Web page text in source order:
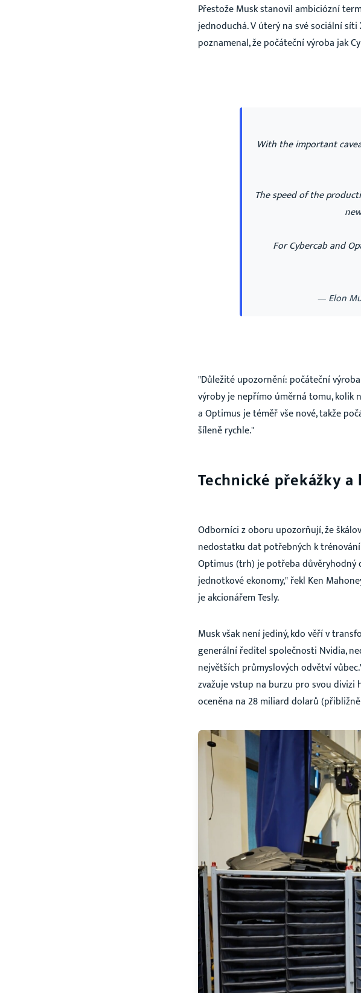
Přestože Musk stanovil ambiciózní
jednoduchá. V úterý na své sociální
poznamenal, že počáteční výroba jak
With the important
The speed of the
For Cybercab and
— Elon
"Důležité upozornění: počáteční
výroby je nepřímo úměrná tomu, kolik
a Optimus je téměř vše nové, takže
šíleně rychle."
Technické překážky
Odborníci z oboru upozorňují, že
nedostatku dat potřebných k
Optimus (trh) je potřeba důvěryhodný
jednotkové ekonomy," řekl Ken
je akcionářem Tesly.
Musk však není jediný, kdo věří v
generální ředitel společnosti Nvidia,
největších průmyslových odvětví
zvažuje vstup na burzu pro svou
oceněna na 28 miliard dolarů
Reálné
💼 Podnikání a
USA a
🤖Novinky ze
...a mnoho